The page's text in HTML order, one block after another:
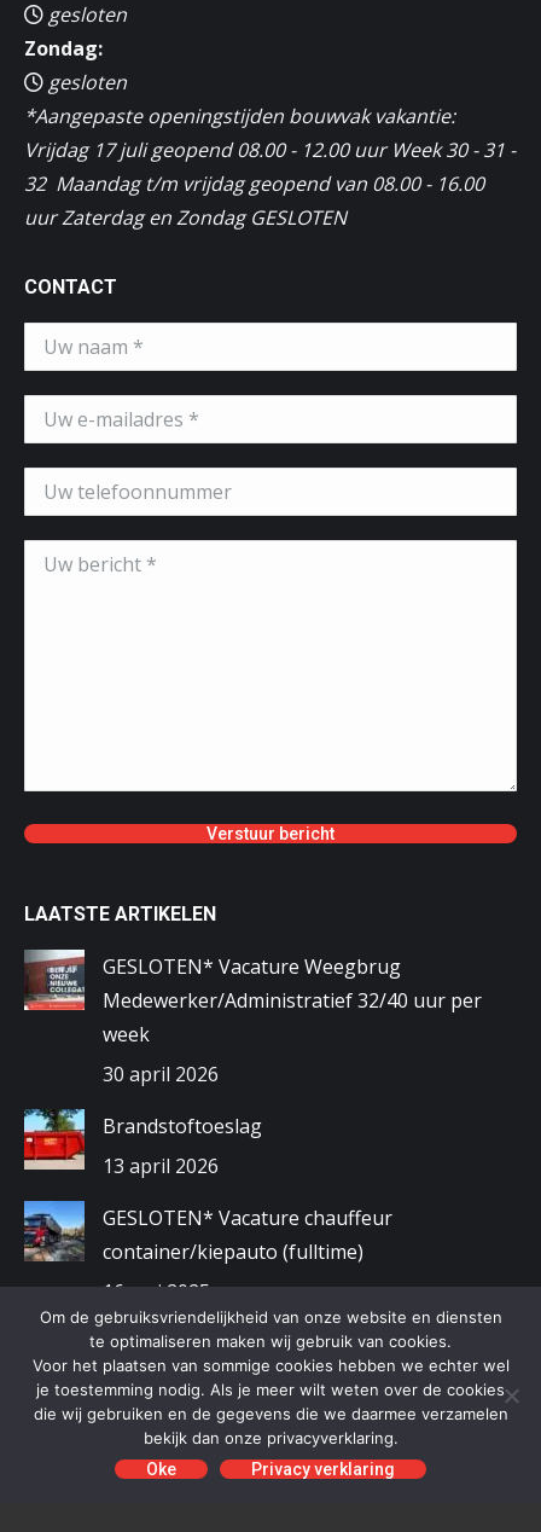
gesloten
Zondag:
gesloten
*Aangepaste openingstijden bouwvak vakantie:
Vrijdag 17 juli geopend 08.00 - 12.00 uur Week 30 - 31 -
32 Maandag t/m vrijdag geopend van 08.00 - 16.00
uur Zaterdag en Zondag GESLOTEN
CONTACT
LAATSTE ARTIKELEN
GESLOTEN* Vacature Weegbrug
Medewerker/Administratief 32/40 uur per
week
30 april 2026
Brandstoftoeslag
13 april 2026
GESLOTEN* Vacature chauffeur
container/kiepauto (fulltime)
16 mei 2025
Gewijzigde openingstijden kerstvakantie
2024/2025
9 december 2024
Om de gebruiksvriendelijkheid van onze website en diensten
te optimaliseren maken wij gebruik van cookies.
Voor het plaatsen van sommige cookies hebben we echter wel
je toestemming nodig. Als je meer wilt weten over de cookies
die wij gebruiken en de gegevens die we daarmee verzamelen
bekijk dan onze privacyverklaring.
Oke
Privacy verklaring